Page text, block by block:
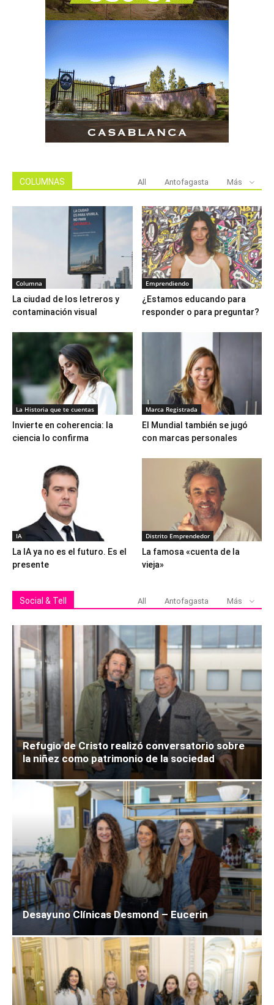
COLUMNAS All Antofagasta Más
Columna
La ciudad de los letreros y
contaminación visual
Emprendiendo
¿Estamos educando para
responder o para preguntar?
La Historia que te cuentas
Invierte en coherencia: la
ciencia lo confirma
Marca Registrada
El Mundial también se jugó
con marcas personales
IA
La IA ya no es el futuro. Es el
presente
Distrito Emprendedor
La famosa «cuenta de la
vieja»
Social & Tell All Antofagasta Más
Refugio de Cristo realizó conversatorio sobre
la niñez como patrimonio de la sociedad
Desayuno Clínicas Desmond – Eucerin